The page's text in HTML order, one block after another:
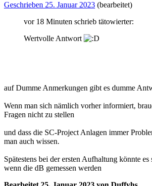
Geschrieben 25. Januar 2023 (bearbeitet)
vor 18 Minuten schrieb tätowierter:
Wertvolle Antwort
auf Dumme Anmerkungen gibt es dumme
Wenn man sich nämlich vorher informiert,
Fragen nicht zu stellen
und dass die SC-Project Anlagen immer
man auch wissen.
Spätestens bei der ersten Aufhaltung könnte es
wenn die dB gemessen werden